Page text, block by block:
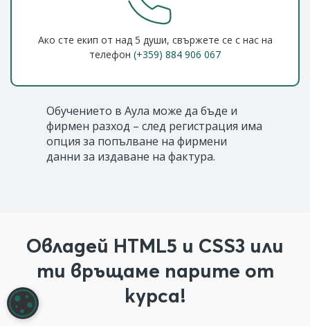
Ако сте екип от над 5 души, свържете се с нас на
телефон (+359) 884 906 067
Обучението в Аула може да бъде и
фирмен разход – след регистрация има
опция за попълване на фирмени
данни за издаване на фактура.
Овладей HTML5 и CSS3 или
ти връщаме парите от
курса!
НАСТРОЙКИ НА БИСКВИТКИТЕ